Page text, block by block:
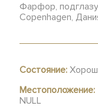
Фарфор,
Copenhagen,
Состояние:
Местоположение:
NULL